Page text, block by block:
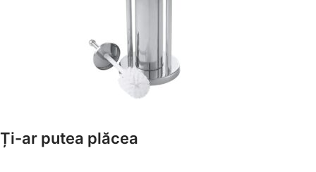
Suporți Hârtie Igenică
Ți-ar putea plăcea